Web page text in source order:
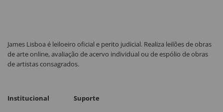
James Lisboa é leiloeiro oficial e perito judicial. Realiza leilões de obras
de arte online, avaliação de acervo individual ou de espólio de obras
de artistas consagrados.
Institucional Suporte